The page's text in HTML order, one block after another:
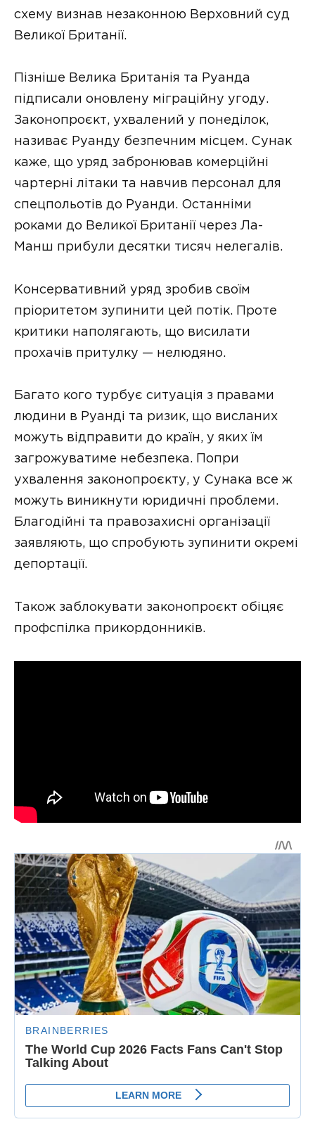
схему визнав незаконною Верховний суд
Великої Британії.
Пізніше Велика Британія та Руанда
підписали оновлену міграційну угоду.
Законопроєкт, ухвалений у понеділок,
називає Руанду безпечним місцем. Сунак
каже, що уряд забронював комерційні
чартерні літаки та навчив персонал для
спецпольотів до Руанди. Останніми
роками до Великої Британії через Ла-
Манш прибули десятки тисяч нелегалів.
Консервативний уряд зробив своїм
пріоритетом зупинити цей потік. Проте
критики наполягають, що висилати
прохачів притулку — нелюдяно.
Багато кого турбує ситуація з правами
людини в Руанді та ризик, що висланих
можуть відправити до країн, у яких їм
загрожуватиме небезпека. Попри
ухвалення законопроєкту, у Сунака все ж
можуть виникнути юридичні проблеми.
Благодійні та правозахисні організації
заявляють, що спробують зупинити окремі
депортації.
Також заблокувати законопроєкт обіцяє
профспілка прикордонників.